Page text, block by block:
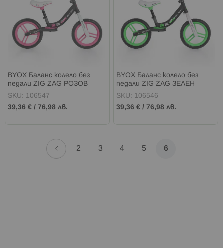
BYOX Баланс колело без
педали ZIG ZAG РОЗОВ
SKU: 106547
39,36 € / 76,98 лв.
BYOX Баланс колело без
педали ZIG ZAG ЗЕЛЕН
SKU: 106546
39,36 € /76,98 лв.
Страница
Назад
Страница
2 Страница
3 Страница
4 Страница
5 В
6